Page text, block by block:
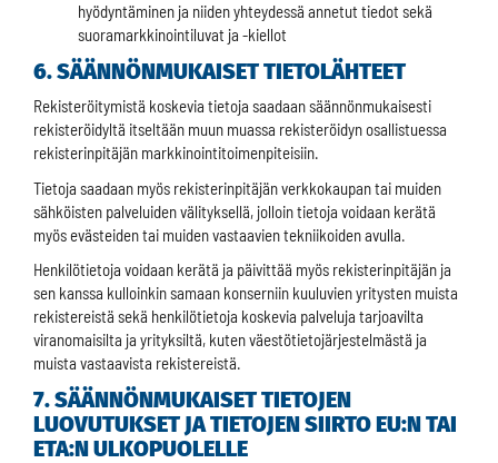
hyödyntäminen ja niiden yhteydessä annetut tiedot sekä
suoramarkkinointiluvat ja -kiellot
6. SÄÄNNÖNMUKAISET TIETOLÄHTEET
Rekisteröitymistä koskevia tietoja saadaan säännönmukaisesti
rekisteröidyltä itseltään muun muassa rekisteröidyn osallistuessa
rekisterinpitäjän markkinointitoimenpiteisiin.
Tietoja saadaan myös rekisterinpitäjän verkkokaupan tai muiden
sähköisten palveluiden välityksellä, jolloin tietoja voidaan kerätä
myös evästeiden tai muiden vastaavien tekniikoiden avulla.
Henkilötietoja voidaan kerätä ja päivittää myös rekisterinpitäjän ja
sen kanssa kulloinkin samaan konserniin kuuluvien yritysten muista
rekistereistä sekä henkilötietoja koskevia palveluja tarjoavilta
viranomaisilta ja yrityksiltä, kuten väestötietojärjestelmästä ja
muista vastaavista rekistereistä.
7. SÄÄNNÖNMUKAISET TIETOJEN
LUOVUTUKSET JA TIETOJEN SIIRTO EU:N TAI
ETA:N ULKOPUOLELLE